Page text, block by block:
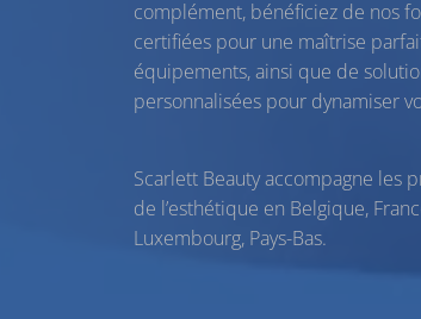
complément, bénéficiez de nos
certifiées pour une maîtrise
équipements, ainsi que de
personnalisées pour dynamiser
Scarlett Beauty accompagne les
de l’esthétique en Belgique,
Luxembourg, Pays-Bas.